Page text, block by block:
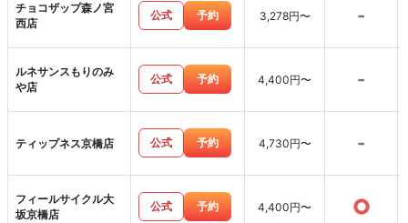
チョコザップ森ノ宮
西店
公式 予約 3,278円〜 -
ルネサンスもりのみ
や店
公式 予約 4,400円〜 -
ティップネス京橋店 公式 予約 4,730円〜 -
フィールサイクル大
坂京橋店
公式 予約 4,400円〜 ○